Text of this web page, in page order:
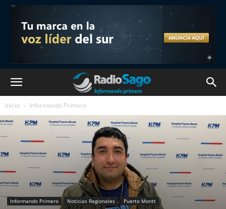
Inicio Informando Primero
Informando Primero Noticias Regionales Puerto Montt